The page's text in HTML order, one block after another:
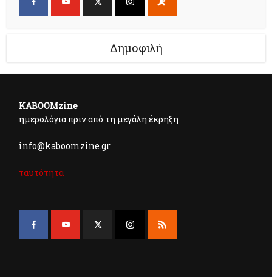
Δημοφιλή
KABOOMzine
ημερολόγια πριν από τη μεγάλη έκρηξη
info@kaboomzine.gr
ταυτότητα